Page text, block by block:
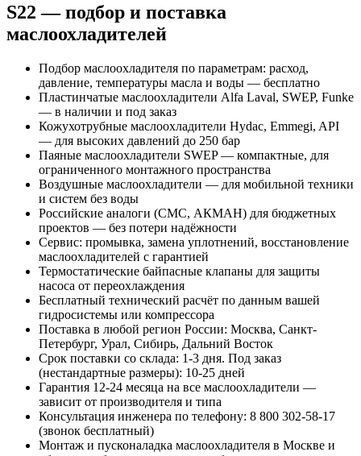
S22 — подбор и поставка
маслоохладителей
Подбор маслоохладителя по параметрам: расход,
давление, температуры масла и воды — бесплатно
Пластинчатые маслоохладители Alfa Laval, SWEP, Funke
— в наличии и под заказ
Кожухотрубные маслоохладители Hydac, Emmegi, API
— для высоких давлений до 250 бар
Паяные маслоохладители SWEP — компактные, для
ограниченного монтажного пространства
Воздушные маслоохладители — для мобильной техники
и систем без воды
Российские аналоги (СМС, АКМАН) для бюджетных
проектов — без потери надёжности
Сервис: промывка, замена уплотнений, восстановление
маслоохладителей с гарантией
Термостатические байпасные клапаны для защиты
насоса от переохлаждения
Бесплатный технический расчёт по данным вашей
гидросистемы или компрессора
Поставка в любой регион России: Москва, Санкт-
Петербург, Урал, Сибирь, Дальний Восток
Срок поставки со склада: 1-3 дня. Под заказ
(нестандартные размеры): 10-25 дней
Гарантия 12-24 месяца на все маслоохладители —
зависит от производителя и типа
Консультация инженера по телефону: 8 800 302-58-17
(звонок бесплатный)
Монтаж и пусконаладка маслоохладителя в Москве и